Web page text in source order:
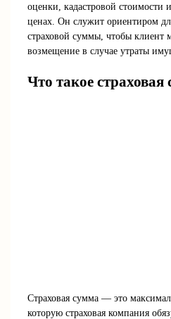
оценки, кадастровой
ценах. Он служит ориентиром
страховой суммы, чтобы клиент
возмещение в случае утраты
Что такое страховая
Страховая сумма — это
которую страховая компания